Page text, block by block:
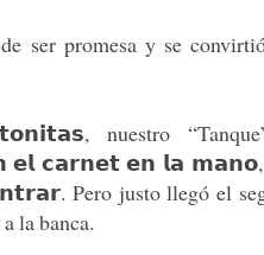
ser promesa y se
nuestro
𝗲𝗹 𝗰𝗮𝗿𝗻𝗲𝘁 𝗲𝗻 𝗹𝗮
Pero justo llegó el
la banca.